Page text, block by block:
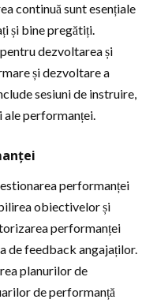
continuă sunt esențiale
și bine pregătiți.
dezvoltarea și
și dezvoltare a
sesiuni de instruire,
ale performanței.
performanței
obiectivelor și
performanței
de feedback angajaților.
planurilor de
de performanță